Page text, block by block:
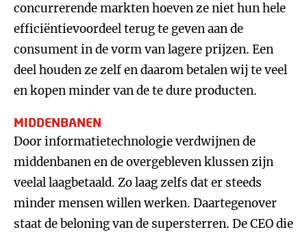
concurrerende markten hoeven ze niet hun hele
efficiëntievoordeel terug te geven aan de
consument in de vorm van lagere prijzen. Een
deel houden ze zelf en daarom betalen wij te veel
en kopen minder van de te dure producten.
MIDDENBANEN
Door informatietechnologie verdwijnen de
middenbanen en de overgebleven klussen zijn
veelal laagbetaald. Zo laag zelfs dat er steeds
minder mensen willen werken. Daartegenover
staat de beloning van de supersterren. De CEO die